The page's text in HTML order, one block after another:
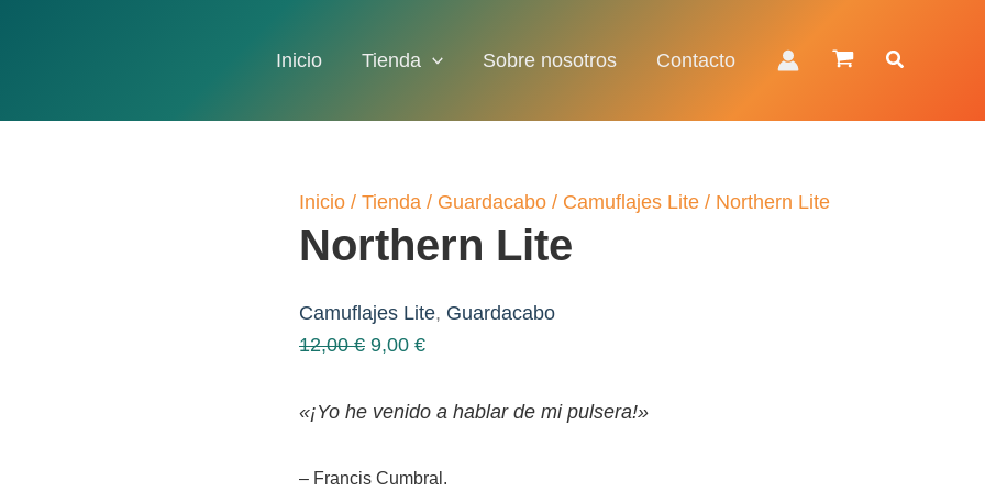
Inicio Tienda Sobre nosotros Contacto Buscar
Inicio / Tienda / Guardacabo / Camuflajes Lite / Northern Lite
Northern Lite
Camuflajes Lite, Guardacabo
12,00€ El
original
12,00 €.
9,00 €El
actual
9,00 €.
«¡Yo he venido a hablar de mi pulsera!»
– Francis Cumbral.